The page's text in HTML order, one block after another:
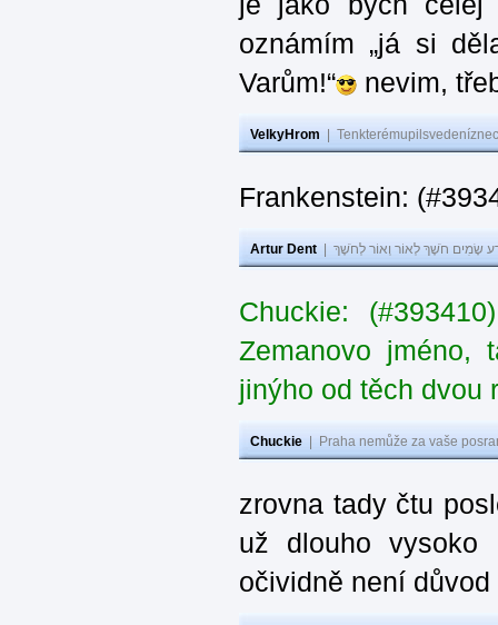
oznámím „já si
Varům!“
nevim,
VelkyHrom
Frankenstein:
Artur Dent שָׂמִים חֹשֶׁךְ לְאוֹר וְאוֹר לְחֹשֶׁךְ
Chuckie:
Zemanovo jméno,
jinýho od těch dvou
Chuckie Praha nemůže za vaše
zrovna tady čtu
už dlouho
očividně není